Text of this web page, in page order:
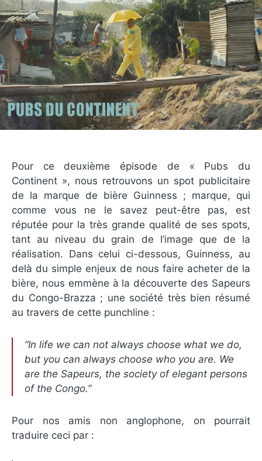
Pour ce deuxième épisode de « Pubs du
Continent », nous retrouvons un spot publicitaire
de la marque de bière Guinness ; marque, qui
comme vous ne le savez peut-être pas, est
réputée pour la très grande qualité de ses spots,
tant au niveau du grain de l’image que de la
réalisation. Dans celui ci-dessous, Guinness, au
delà du simple enjeux de nous faire acheter de la
bière, nous emmène à la découverte des Sapeurs
du Congo-Brazza ; une société très bien résumé
au travers de cette punchline :
“In life we can not always choose what we do,
but you can always choose who you are. We
are the Sapeurs, the society of elegant persons
of the Congo.”
Pour nos amis non anglophone, on pourrait
traduire ceci par :